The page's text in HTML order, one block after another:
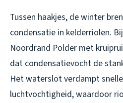
Tussen haakjes, de winter
condensatie in kelderriolen.
Noordrand Polder met
dat condensatievocht de
Het waterslot verdampt
luchtvochtigheid, waardoor